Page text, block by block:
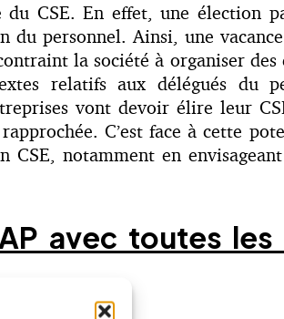
du CSE. En effet, une élection
du personnel. Ainsi, une
la société à organiser des
relatifs aux délégués du
vont devoir élire leur
C’est face à cette
notamment en
avec toutes les